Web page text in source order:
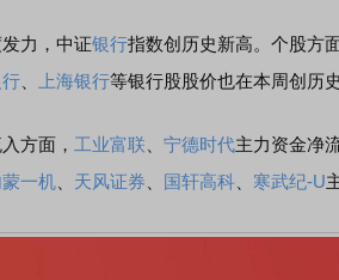
力，中证银行指数创历史新高。个股方
上海银行等银行股股价也在本周创历史
方面， 工业富联 宁德时代主力资金净
一机 天风证券 国轩高科 寒武纪-U